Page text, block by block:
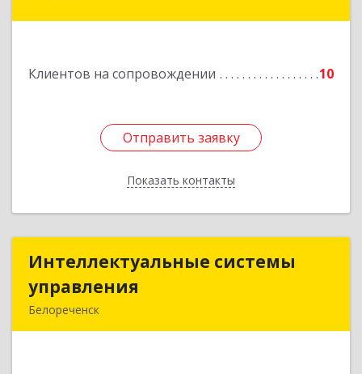
Клиентов на сопровождении 10
Отправить заявку
Показать контакты
Отправить заявку
Назад
Интеллектуальные системы
управления
Белореченск
Интеллектуальные системы